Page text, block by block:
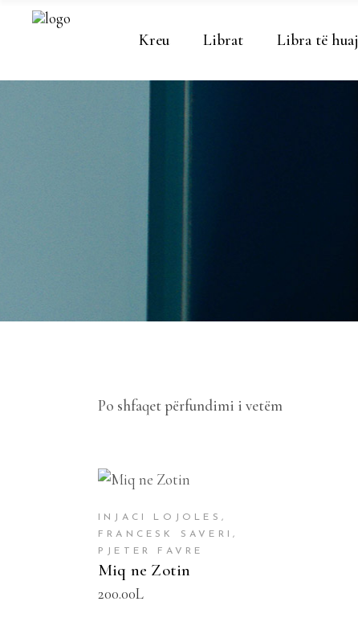
Kreu Librat Libra të huaj
Po shfaqet përfundimi i vetëm
SHTOJE NË SHPORTË
INJACI LOJOLES,
FRANCESK SAVERI,
PJETER FAVRE
Miq ne Zotin
200.00L